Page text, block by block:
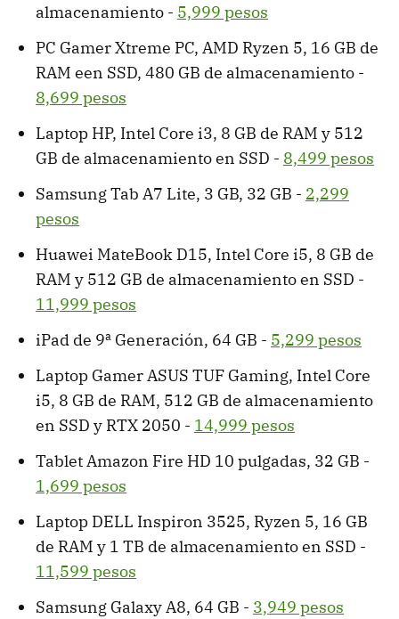
almacenamiento - 5,999 pesos
PC Gamer Xtreme PC, AMD Ryzen 5, 16 GB de
RAM een SSD, 480 GB de almacenamiento -
8,699 pesos
Laptop HP, Intel Core i3, 8 GB de RAM y 512
GB de almacenamiento en SSD - 8,499 pesos
Samsung Tab A7 Lite, 3 GB, 32 GB - 2,299
pesos
Huawei MateBook D15, Intel Core i5, 8 GB de
RAM y 512 GB de almacenamiento en SSD -
11,999 pesos
iPad de 9ª Generación, 64 GB - 5,299 pesos
Laptop Gamer ASUS TUF Gaming, Intel Core
i5, 8 GB de RAM, 512 GB de almacenamiento
en SSD y RTX 2050 - 14,999 pesos
Tablet Amazon Fire HD 10 pulgadas, 32 GB -
1,699 pesos
Laptop DELL Inspiron 3525, Ryzen 5, 16 GB
de RAM y 1 TB de almacenamiento en SSD -
11,599 pesos
Samsung Galaxy A8, 64 GB - 3,949 pesos